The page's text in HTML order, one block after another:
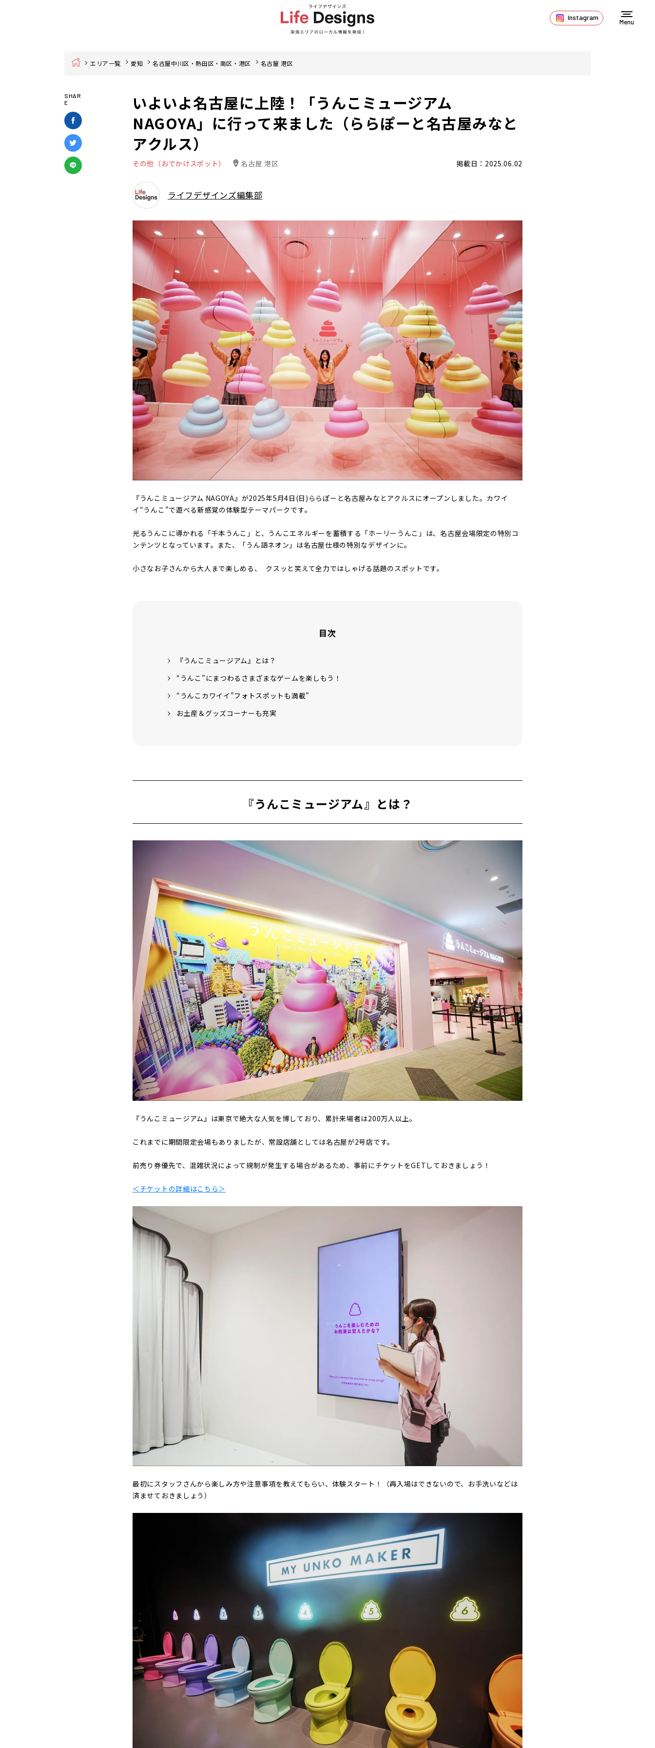
Instagram
Menu
Home エリア一覧 愛知 名古屋中川区・熱田区・南区・港区 名古屋 港区
SHAR
E
いよいよ名古屋に上陸！「うんこミュージアム
NAGOYA」に行って来ました（ららぽーと名古屋みなと
アクルス）
その他（おでかけスポット） 名古屋 港区 掲載日：2025.06.02
ライフデザインズ編集部
『うんこミュージアム NAGOYA』が2025年5月4日(日)ららぽーと名古屋みなとアクルスにオープンしました。カワイ
イ“うんこ”で遊べる新感覚の体験型テーマパークです。
光るうんこに導かれる「千本うんこ」と、うんこエネルギーを蓄積する「ホーリーうんこ」は、名古屋会場限定の特別コ
ンテンツとなっています。また、「うん語ネオン」は名古屋仕様の特別なデザインに。
小さなお子さんから大人まで楽しめる、 クスッと笑えて全力ではしゃげる話題のスポットです。
目次
『うんこミュージアム』とは？
“うんこ”にまつわるさまざまなゲームを楽しもう！
“うんこカワイイ”フォトスポットも満載”
お土産＆グッズコーナーも充実
『うんこミュージアム』とは？
『うんこミュージアム』は東京で絶大な人気を博しており、累計来場者は200万人以上。
これまでに期間限定会場もありましたが、常設店舗としては名古屋が2号店です。
前売り券優先で、混雑状況によって規制が発生する場合があるため、事前にチケットをGETしておきましょう！
＜チケットの詳細はこちら＞
最初にスタッフさんから楽しみ方や注意事項を教えてもらい、体験スタート！（再入場はできないので、お手洗いなどは
済ませておきましょう）